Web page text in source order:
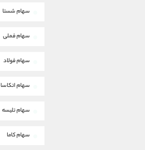
سهام شستا
سهام فملی
سهام فولاد
سهام اتکاسا
سهام تلیسه
سهام کاما